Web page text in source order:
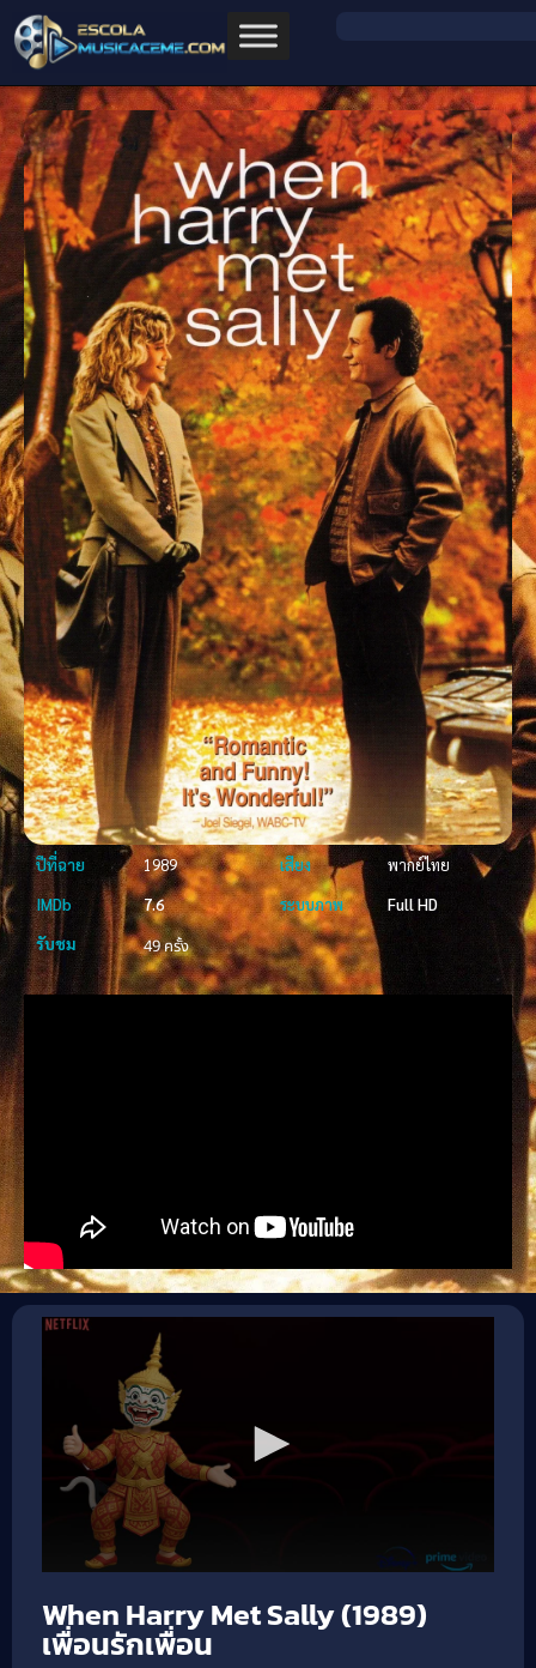
ปีที่ฉาย 1989 เสียง
พากย์ไทย
IMDb
7.6 ระบบภาพ
Full HD
รับชม
49 ครั้ง
When Harry Met Sally (1989)
เพื่อนรักเพื่อน